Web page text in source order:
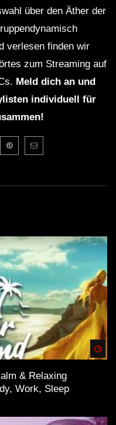
die Künstler mit
Auftritte besuchen
hast, kaufe die besten
über den Äther der
verlesen finden wir
zum Streaming auf
Meld dich an und
individuell für
& Relaxing
Work, Sleep